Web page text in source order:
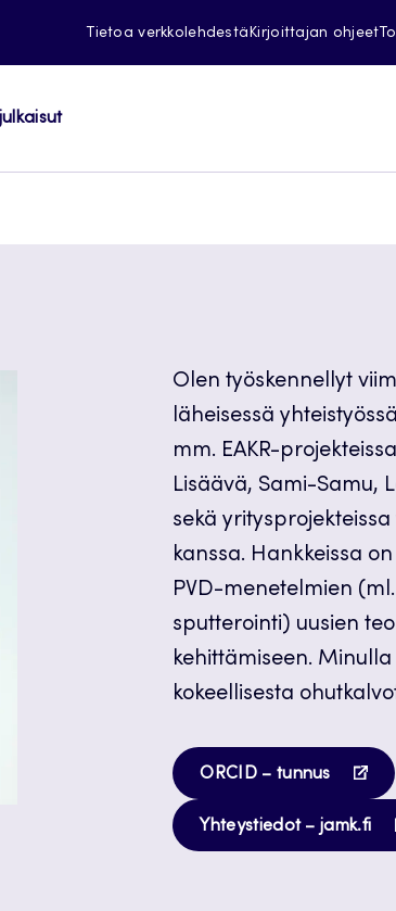
Tietoa verkkolehdestäKirjoittajan ohjeet
Olen työskennellyt
läheisessä
mm. EAKR-
Lisäävä, Sami-Samu,
sekä
kanssa. Hankkeissa
PVD-menetelmien
sputterointi) uusien
kehittämiseen.
kokeellisesta
ORCID – tunnus
Avautuu
uuteen
Yhteystiedot – jamk.fi